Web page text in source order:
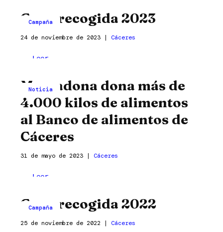
agradecido
del
Alimentos
Campaña
Gran recogida 2023
24 de noviembre de 2023 | Cáceres
Gran
2023
Leer
Noticia
Mercadona dona más de
4.000 kilos de alimentos
al Banco de alimentos de
Cáceres
31 de mayo de 2023 | Cáceres
Mercadona
de
4.000
Leer
Campaña
Gran recogida 2022
25 de noviembre de 2022 | Cáceres